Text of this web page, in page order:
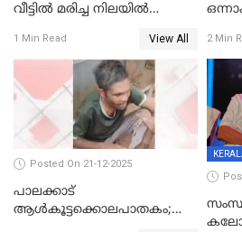
വീട്ടിൽ മരിച്ച നിലയിൽ
1 Min Read View All 2 Min
Posted On 21-12-2025
പാലക്കാട്‌
ആൾകൂട്ടക്കൊലപാതകം;